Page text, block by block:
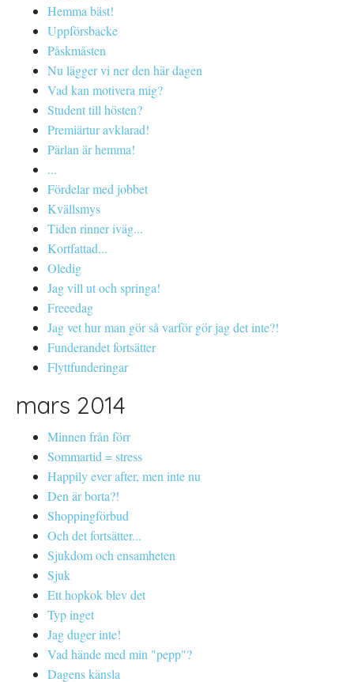
Hemma bäst!
Uppförsbacke
Påskmåsten
Nu lägger vi ner den här dagen
Vad kan motivera mig?
Student till hösten?
Premiärtur avklarad!
Pärlan är hemma!
...
Fördelar med jobbet
Kvällsmys
Tiden rinner iväg...
Kortfattad...
Oledig
Jag vill ut och springa!
Freeedag
Jag vet hur man gör så varför gör jag det inte?!
Funderandet fortsätter
Flyttfunderingar
mars 2014
Minnen från förr
Sommartid = stress
Happily ever after, men inte nu
Den är borta?!
Shoppingförbud
Och det fortsätter...
Sjukdom och ensamheten
Sjuk
Ett hopkok blev det
Typ inget
Jag duger inte!
Vad hände med min "pepp"?
Dagens känsla